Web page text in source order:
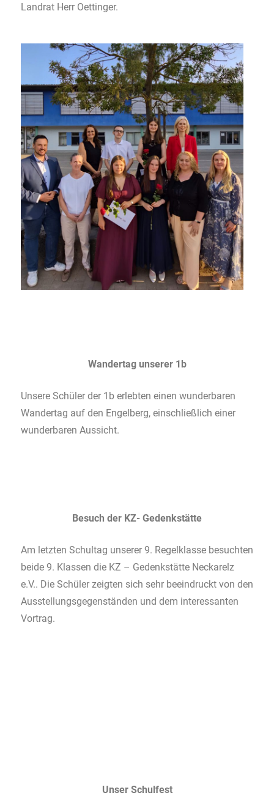
Landrat Herr Oettinger.
Wandertag unserer 1b
Unsere Schüler der 1b erlebten einen wunderbaren
Wandertag auf den Engelberg, einschließlich einer
wunderbaren Aussicht.
Besuch der KZ- Gedenkstätte
Am letzten Schultag unserer 9. Regelklasse besuchten
beide 9. Klassen die KZ – Gedenkstätte Neckarelz
e.V.. Die Schüler zeigten sich sehr beeindruckt von den
Ausstellungsgegenständen und dem interessanten
Vortrag.
Unser Schulfest